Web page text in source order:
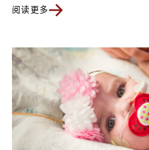
阅读更多